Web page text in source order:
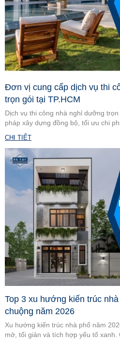
Đơn vị cung cấp dịch vụ thi
trọn gói tại TP.HCM
Dịch vụ thi công nhà nghỉ dưỡng
pháp xây dựng đồng bộ, tối ưu chi
đảm bảo tiến độ, chất lượng, phù
CHI TIẾT
Top 3 xu hướng kiến trúc
chuộng năm 2026
Xu hướng kiến trúc nhà phố năm
mở, tối giản và tích hợp yếu tố xanh.